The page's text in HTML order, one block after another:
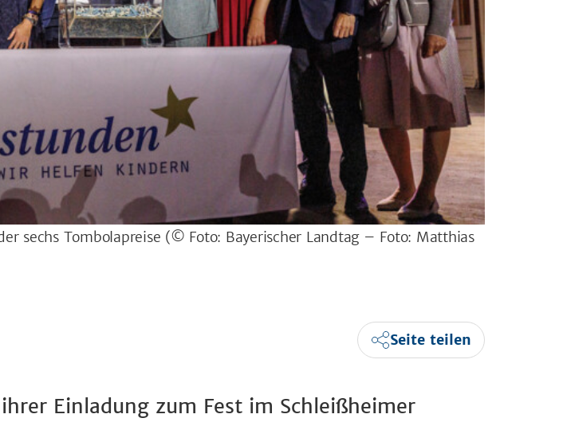
sechs Tombolapreise (© Foto: Bayerischer Landtag – Foto: Matthias
Seite teilen
Einladung zum Fest im Schleißheimer